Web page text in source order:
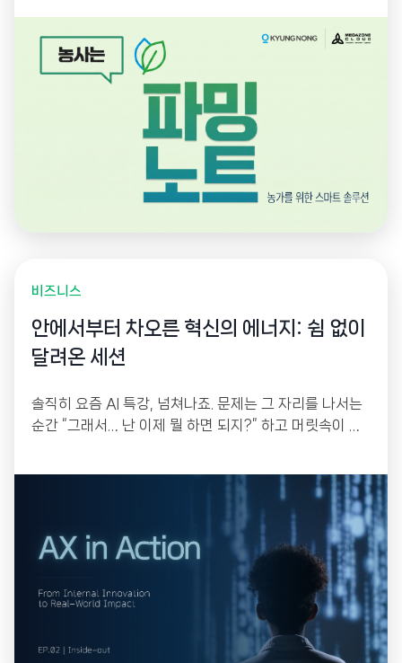
진 기반 Vision AI 검색을 통해 농업인의 정보 접근성을
높이고, AI 기반 운영 플랫폼으로 서비스 경쟁력을 한층
강화했습니다.
비즈니스
안에서부터 차오른 혁신의 에너지: 쉼 없이
달려온 세션
솔직히 요즘 AI 특강, 넘쳐나죠. 문제는 그 자리를 나서는
순간 “그래서… 난 이제 뭘 하면 되지?” 하고 머릿속이 하
는 자리가 아니라, 각자 자기 업무의 골칫거리를 하나씩
들고 와서 그 자리에서 직접 만들어 가는 워크샵으로 설계
했거든요.